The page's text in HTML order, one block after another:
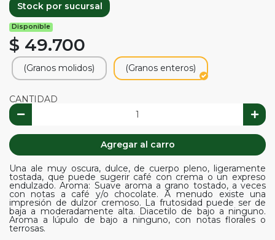
Stock por sucursal
Disponible
$ 49.700
(Granos molidos) (Granos enteros)
CANTIDAD
Agregar al carro
Una ale muy oscura, dulce, de cuerpo pleno, ligeramente
tostada, que puede sugerir café con crema o un expreso
endulzado. Aroma: Suave aroma a grano tostado, a veces
con notas a café y/o chocolate. A menudo existe una
impresión de dulzor cremoso. La frutosidad puede ser de
baja a moderadamente alta. Diacetilo de bajo a ninguno.
Aroma a lúpulo de bajo a ninguno, con notas florales o
terrosas.